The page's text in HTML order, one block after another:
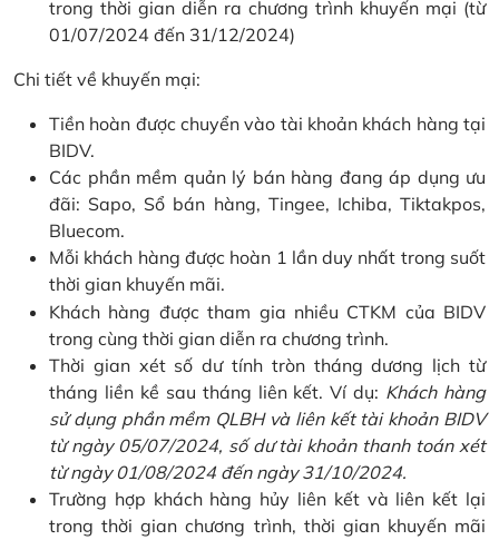
trong thời gian diễn ra chương trình khuyến mại (từ
01/07/2024 đến 31/12/2024)
Chi tiết về khuyến mại:
Tiền hoàn được chuyển vào tài khoản khách hàng tại
BIDV.
Các phần mềm quản lý bán hàng đang áp dụng ưu
đãi: Sapo, Sổ bán hàng, Tingee, Ichiba, Tiktakpos,
Bluecom.
Mỗi khách hàng được hoàn 1 lần duy nhất trong suốt
thời gian khuyến mãi.
Khách hàng được tham gia nhiều CTKM của BIDV
trong cùng thời gian diễn ra chương trình.
Thời gian xét số dư tính tròn tháng dương lịch từ
tháng liền kề sau tháng liên kết. Ví dụ: Khách hàng
sử dụng phần mềm QLBH và liên kết tài khoản BIDV
từ ngày 05/07/2024, số dư tài khoản thanh toán xét
từ ngày 01/08/2024 đến ngày 31/10/2024.
Trường hợp khách hàng hủy liên kết và liên kết lại
trong thời gian chương trình, thời gian khuyến mãi